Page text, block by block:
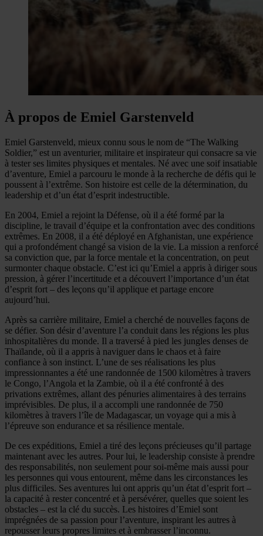
À propos de Emiel Garstenveld
Emiel Garstenveld, mieux connu sous le nom de “The Walking
Soldier,” est un aventurier, militaire et inspirateur qui consacre sa vie
à tester ses limites physiques et mentales. Né avec une soif insatiable
d’aventure, Emiel a parcouru le monde à la recherche de défis qui le
poussent à l’extrême. Son histoire est celle de la détermination, du
leadership et d’un état d’esprit indestructible.
En 2004, Emiel a rejoint la Défense, où il a été formé par la
discipline, le travail d’équipe et la confrontation avec des conditions
extrêmes. En 2008, il a été déployé en Afghanistan, une expérience
qui a profondément changé sa vision de la vie. La mission a renforcé
sa conviction que, par la force mentale et la concentration, on peut
surmonter chaque obstacle. C’est ici qu’Emiel a appris à diriger sous
pression, à gérer l’incertitude et a découvert l’importance d’un état
d’esprit fort – des leçons qu’il applique et partage encore
aujourd’hui.
Après sa carrière militaire, Emiel a cherché de nouvelles façons de
se défier. Son désir d’aventure l’a conduit dans les régions les plus
inhospitalières du monde. Il a traversé à pied les jungles denses de
Thaïlande, où il a appris à naviguer dans le chaos et à faire
confiance à son instinct. L’une de ses réalisations les plus
impressionnantes a été une randonnée de 1500 kilomètres à travers
le Congo, l’Angola et la Zambie, où il a été confronté à des
privations extrêmes, allant des pénuries alimentaires à des terrains
imprévisibles. De plus, il a accompli une randonnée de 750
kilomètres à travers l’île de Madagascar, un voyage qui a mis à
l’épreuve son endurance et sa résilience mentale.
De ces expéditions, Emiel a tiré des leçons précieuses qu’il partage
maintenant avec les autres. Pour lui, le leadership consiste à prendre
des responsabilités, non seulement pour soi-même mais aussi pour
les personnes qui vous entourent, même dans les circonstances les
plus difficiles. Ses aventures lui ont appris qu’un état d’esprit fort –
la capacité à rester concentré et à persévérer, quelles que soient les
obstacles – est la clé du succès. Les histoires d’Emiel sont
imprégnées de sa passion pour l’aventure, inspirant les autres à
repousser leurs propres limites et à embrasser l’inconnu.